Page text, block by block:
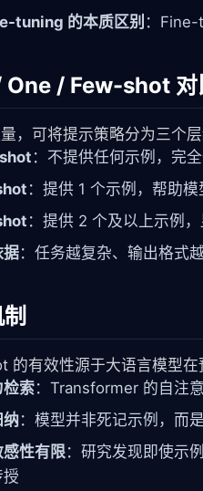
tuning 的本质区别 ：
One / Few-shot 对
，可将提示策略分为三个层
：不提供任何示例，完
：提供 1 个示例，帮助
：提供 2 个及以上示例
据：任务越复杂、输出格式
的有效性源于大语言模型在
检索：Transformer 的自注
纳：模型并非死记示例，而
性有限：研究发现即使示